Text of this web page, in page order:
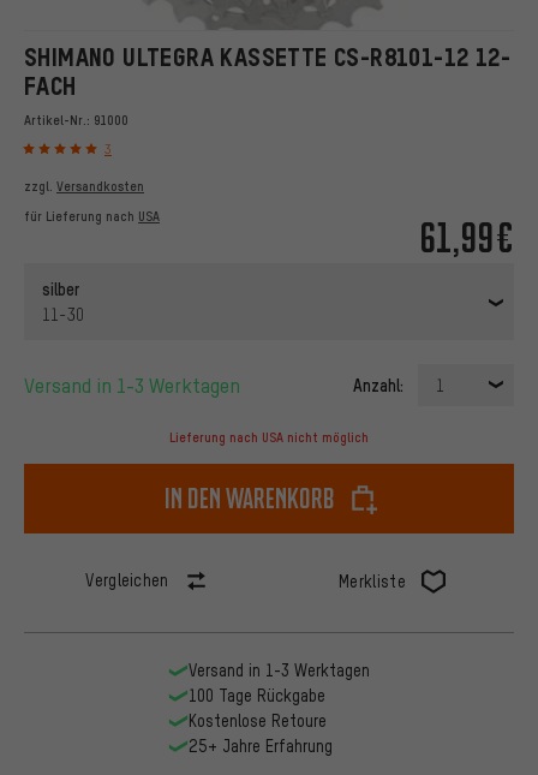
SHIMANO ULTEGRA KASSETTE CS-R8101-12 12-
FACH
Artikel-Nr.: 91000
3
61,99€
zzgl. Versandkosten
für Lieferung nach USA
silber
11-30
Versand in 1-3 Werktagen Anzahl: 1
Lieferung nach USA nicht möglich
In den Warenkorb
Vergleichen Merkliste
Versand in 1-3 Werktagen
100 Tage Rückgabe
Kostenlose Retoure
25+ Jahre Erfahrung